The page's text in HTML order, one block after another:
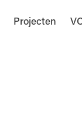
Projecten